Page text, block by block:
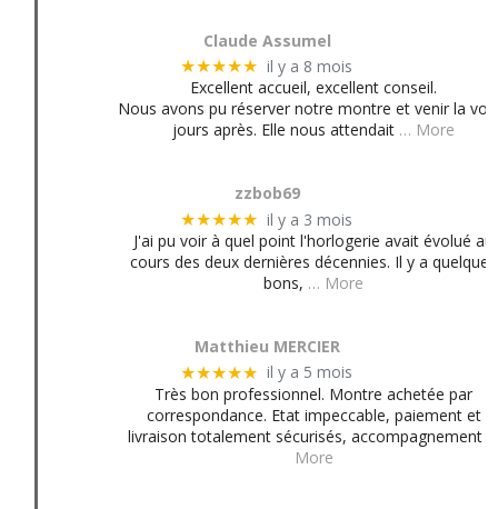
Claude Assumel
★★★★★ il y a 8 mois
Excellent accueil, excellent conseil.
Nous avons pu réserver notre montre et venir la
jours après. Elle nous attendait … More
zzbob69
★★★★★ il y a 3 mois
J'ai pu voir à quel point l'horlogerie avait évolué au
cours des deux dernières décennies. Il y a quelques
bons, … More
Matthieu MERCIER
★★★★★ il y a 5 mois
Très bon professionnel. Montre achetée par
correspondance. Etat impeccable, paiement et
livraison totalement sécurisés, accompagnement
More